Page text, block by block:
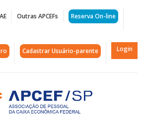
Outras APCEFs Reserva On-line
Cadastrar Usuário-parente Login